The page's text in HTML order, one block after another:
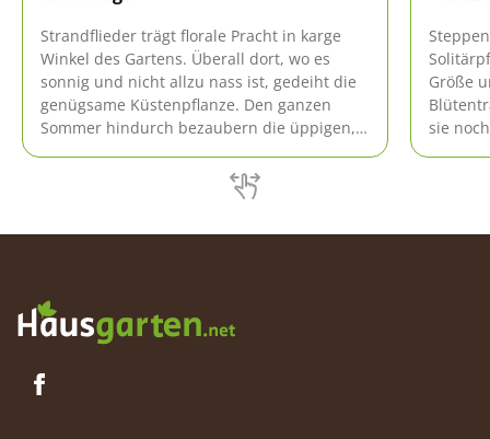
Strandflieder trägt florale Pracht in karge
Winkel des Gartens. Überall dort, wo es
sonnig und nicht allzu nass ist, gedeiht die
genügsame Küstenpflanze. Den ganzen
Sommer hindurch bezaubern die üppigen,
beim Pflanzen und in der Pflege ankommt,
bringt Ihnen eine präzise, verständliche
Größe
sie